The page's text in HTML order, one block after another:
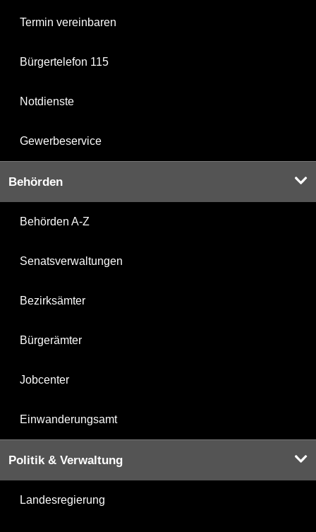
Termin vereinbaren
Bürgertelefon 115
Notdienste
Gewerbeservice
Behörden
Behörden A-Z
Senatsverwaltungen
Bezirksämter
Bürgerämter
Jobcenter
Einwanderungsamt
Politik & Verwaltung
Landesregierung